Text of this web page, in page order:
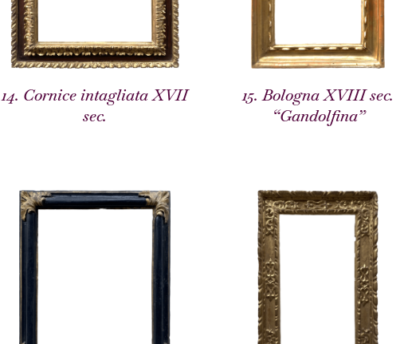
14. Cornice intagliata XVII
sec.
15. Bologna XVIII sec.
“Gandolfina”